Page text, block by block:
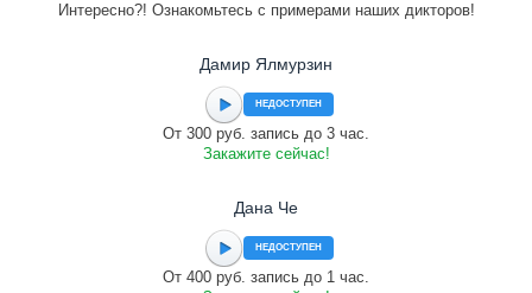
Интересно?! Ознакомьтесь с примерами наших дикторов!
Дамир Ялмурзин
НЕДОСТУПЕН
От 300 руб. запись до 3 час.
Закажите сейчас!
Дана Че
НЕДОСТУПЕН
От 400 руб. запись до 1 час.